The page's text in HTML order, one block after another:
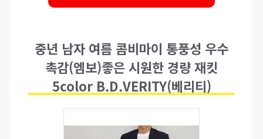
중년 남자 여름 콤비마이 통풍성 우수
촉감(엠보)좋은 시원한 경량 재킷
5color B.D.VERITY(베리티)